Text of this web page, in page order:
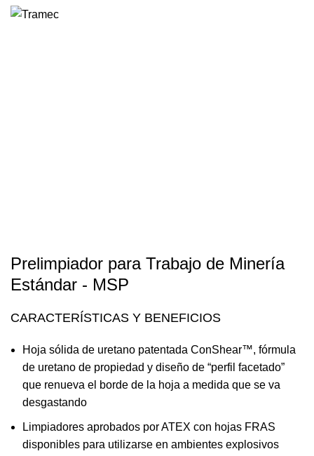
Prelimpiador para Trabajo de Minería
Estándar - MSP
CARACTERÍSTICAS Y BENEFICIOS
Hoja sólida de uretano patentada ConShear™, fórmula
de uretano de propiedad y diseño de “perfil facetado”
que renueva el borde de la hoja a medida que se va
desgastando
Limpiadores aprobados por ATEX con hojas FRAS
disponibles para utilizarse en ambientes explosivos